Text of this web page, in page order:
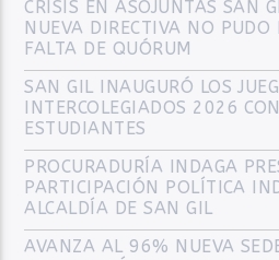
CRISIS EN ASOJUNTAS SAN
NUEVA DIRECTIVA NO PUDO
FALTA DE QUÓRUM
SAN GIL INAUGURÓ LOS
INTERCOLEGIADOS 2026
ESTUDIANTES
PROCURADURÍA INDAGA
PARTICIPACIÓN POLÍTICA
ALCALDÍA DE SAN GIL
AVANZA AL 96% NUEVA